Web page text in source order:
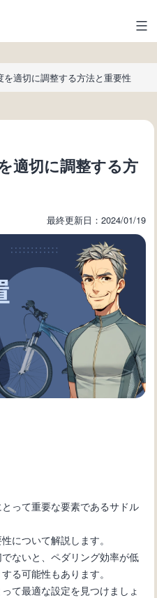
適切に調整する方法と重要性
適切に調整する方
最終更新日：2024/01/19
って重要な要素であるサドル
について解説します。
ないと、ペダリング効率が低
る可能性もあります。
て最適な設定を見つけましょ